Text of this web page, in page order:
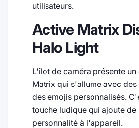
utilisateurs.
Active Matrix
Halo Light
L'îlot de caméra présente
Matrix qui s'allume avec des
des emojis personnalisés.
touche ludique qui ajoute de
personnalité à l'appareil.